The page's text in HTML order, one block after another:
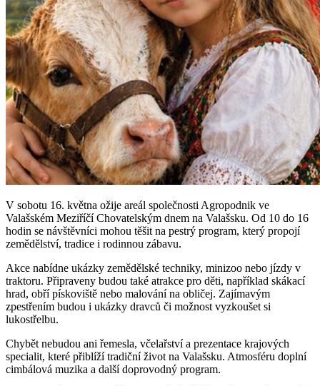
V sobotu 16. května ožije areál společnosti Agropodnik ve
Valašském Meziříčí Chovatelským dnem na Valašsku. Od 10 do 16
hodin se návštěvníci mohou těšit na pestrý program, který propojí
zemědělství, tradice i rodinnou zábavu.
Akce nabídne ukázky zemědělské techniky, minizoo nebo jízdy v
traktoru. Připraveny budou také atrakce pro děti, například skákací
hrad, obří pískoviště nebo malování na obličej. Zajímavým
zpestřením budou i ukázky dravců či možnost vyzkoušet si
lukostřelbu.
Chybět nebudou ani řemesla, včelařství a prezentace krajových
specialit, které přiblíží tradiční život na Valašsku. Atmosféru doplní
cimbálová muzika a další doprovodný program.